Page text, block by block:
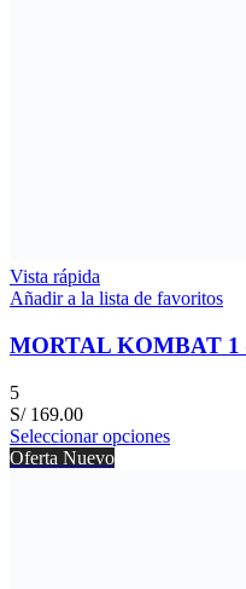
Vista rápida
Añadir a la lista de favoritos
MORTAL KOMBAT 1
5
S/169.00
Seleccionar opciones
Oferta Nuevo